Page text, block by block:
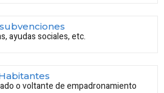
ayudas sociales, etc.
o voltante de empadronamiento